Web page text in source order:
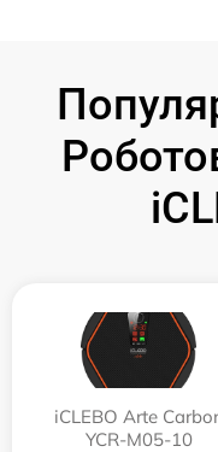
iCLEBO Arte
YCR-M05-10